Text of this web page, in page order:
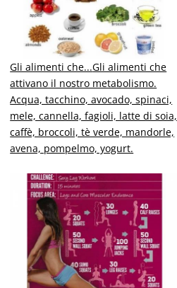
Gli alimenti che...Gli alimenti che
attivano il nostro metabolismo.
Acqua, tacchino, avocado, spinaci,
mele, cannella, fagioli, latte di soia,
caffè, broccoli, tè verde, mandorle,
avena, pompelmo, yogurt.